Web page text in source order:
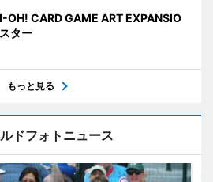
OH! CARD GAME ART EXPANSIO
ター
もっと見る
ドフォトニュース